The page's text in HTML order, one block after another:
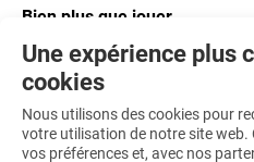
Une expérience plus
cookies
Nous utilisons des cookies pour
votre utilisation de notre site web.
vos préférences et, avec nos
Bien plus que jouer